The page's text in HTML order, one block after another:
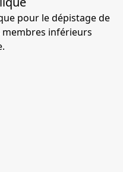
pour le dépistage de
inférieurs